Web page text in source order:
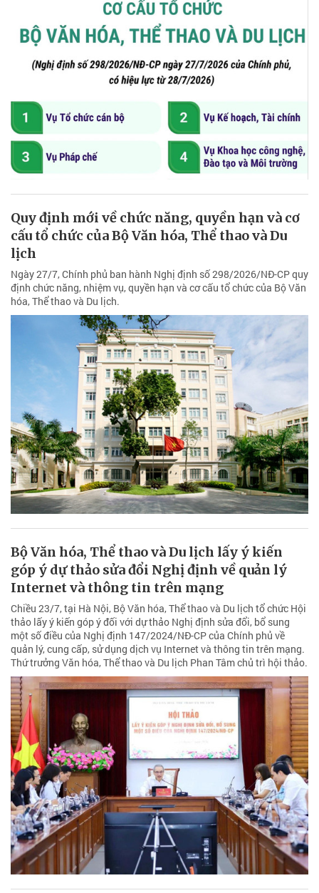
Quy định mới về chức năng, quyền hạn và cơ
cấu tổ chức của Bộ Văn hóa, Thể thao và Du
lịch
Ngày 27/7, Chính phủ ban hành Nghị định số 298/2026/NĐ-CP quy
định chức năng, nhiệm vụ, quyền hạn và cơ cấu tổ chức của Bộ Văn
hóa, Thể thao và Du lịch.
Bộ Văn hóa, Thể thao và Du lịch lấy ý kiến
góp ý dự thảo sửa đổi Nghị định về quản lý
Internet và thông tin trên mạng
Chiều 23/7, tại Hà Nội, Bộ Văn hóa, Thể thao và Du lịch tổ chức Hội
thảo lấy ý kiến góp ý đối với dự thảo Nghị định sửa đổi, bổ sung
một số điều của Nghị định 147/2024/NĐ-CP của Chính phủ về
quản lý, cung cấp, sử dụng dịch vụ Internet và thông tin trên mạng.
Thứ trưởng Văn hóa, Thể thao và Du lịch Phan Tâm chủ trì hội thảo.